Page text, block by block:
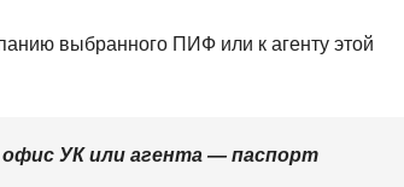
выбранного ПИФ или к агенту этой
УК или агента — паспорт